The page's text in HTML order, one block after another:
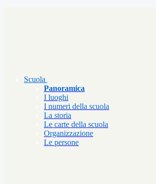
Scuola
Panoramica
I luoghi
I numeri della scuola
La storia
Le carte della scuola
Organizzazione
Le persone